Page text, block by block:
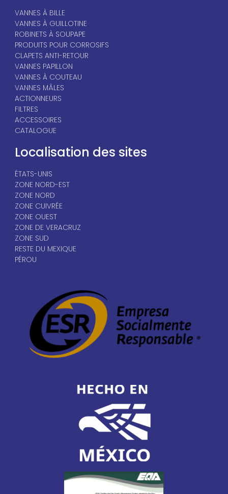
VANNES À BILLE
VANNES À GUILLOTINE
ROBINETS À SOUPAPE
PRODUITS POUR CORROSIFS
CLAPETS ANTI-RETOUR
VANNES PAPILLON
VANNES À COUTEAU
VANNES MÂLES
ACTIONNEURS
FILTRES
ACCESSOIRES
CATALOGUE
Localisation des sites
ÉTATS-UNIS
ZONE NORD-EST
ZONE NORD
ZONE CUIVRÉE
ZONE OUEST
ZONE DE VERACRUZ
ZONE SUD
RESTE DU MEXIQUE
PÉROU